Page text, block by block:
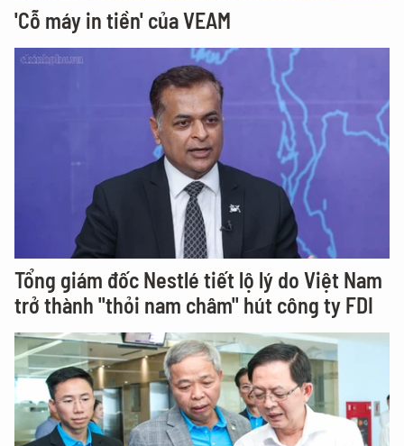
'Cỗ máy in tiền' của VEAM
Tổng giám đốc Nestlé tiết lộ lý do Việt Nam
trở thành "thỏi nam châm" hút công ty FDI